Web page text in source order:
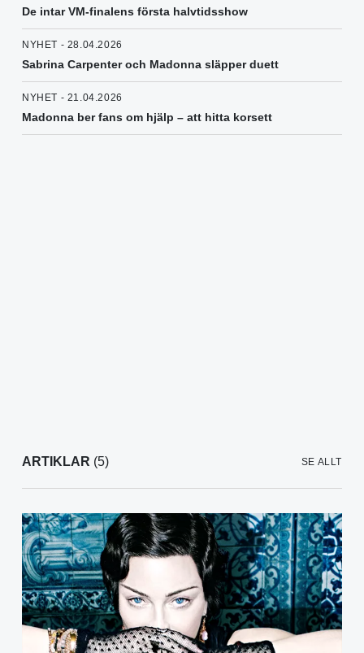
De intar VM-finalens första halvtidsshow
NYHET - 28.04.2026
Sabrina Carpenter och Madonna släpper duett
NYHET - 21.04.2026
Madonna ber fans om hjälp – att hitta korsett
ARTIKLAR (5) SE ALLT